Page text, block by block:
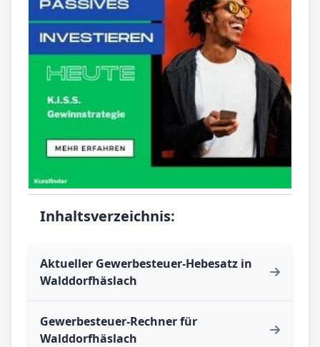
Inhaltsverzeichnis:
Aktueller Gewerbesteuer-Hebesatz in
Walddorfhäslach
Gewerbesteuer-Rechner für
Walddorfhäslach